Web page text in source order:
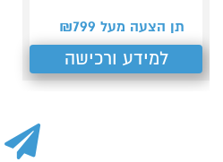
תן הצעה מעל ₪ 799
למידע ורכישה